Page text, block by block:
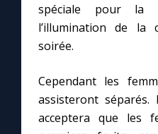
spéciale pour la
l’illumination de la
soirée.
Cependant les
assisteront
acceptera que les